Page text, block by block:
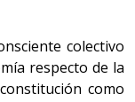
colectivo
respecto de la
como